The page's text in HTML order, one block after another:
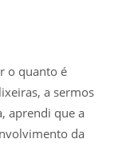
o quanto é
a sermos
aprendi que a
da